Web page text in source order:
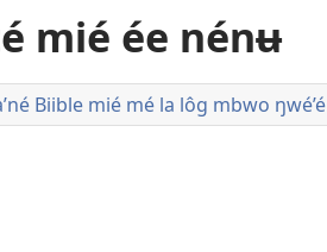
mié ée nénʉ
Biible mié mé la lôg mbwo ŋwé’é